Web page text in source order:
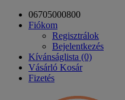
06705000800
Fiókom
Regisztrálok
Bejelentkezés
Kívánságlista (0)
Vásárló Kosár
Fizetés